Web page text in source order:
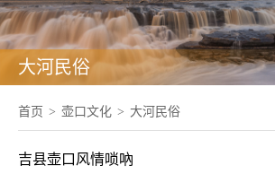
大河民俗
首页 > 壶口文化 > 大河民俗
吉县壶口风情唢吶